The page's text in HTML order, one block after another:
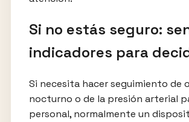
Si no estás seguro:
indicadores para
Si necesita hacer seguimiento de
nocturno o de la presión arterial
personal, normalmente un